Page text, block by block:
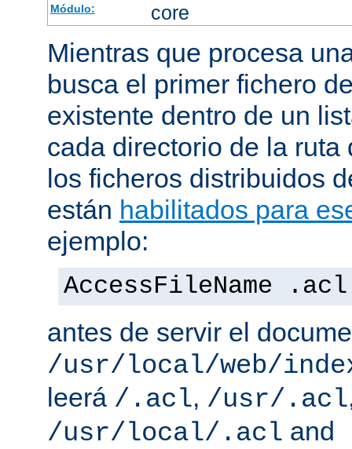
Módulo: core
Mientras que procesa
busca el primer fichero
existente dentro de un
cada directorio de la ruta
los ficheros distribuidos
están habilitados para
ejemplo:
AccessFileName .acl
antes de servir el
/usr/local/web/
leerá /.acl, /usr/.acl
/usr/local/.acl and